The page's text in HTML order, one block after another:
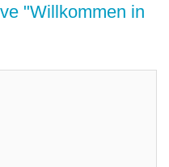
"Willkommen in